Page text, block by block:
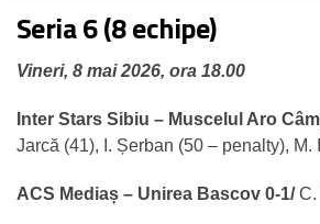
Seria 6 (8 echipe)
Vineri, 8 mai 2026, ora 18.00
Inter Stars Sibiu – Muscelul Aro
Jarcă (41), I. Șerban (50 – penalty), M.
ACS Mediaș – Unirea Bascov 0-1/C.